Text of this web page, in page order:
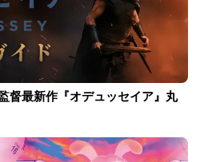
督最新作『オデュッセイア』丸